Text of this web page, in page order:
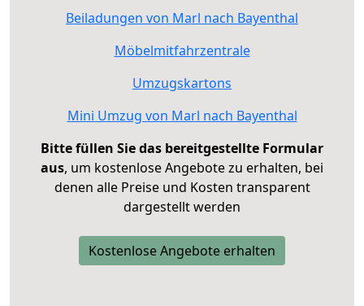
Beiladungen von Marl nach Bayenthal
Möbelmitfahrzentrale
Umzugskartons
Mini Umzug von Marl nach Bayenthal
Bitte füllen Sie das bereitgestellte Formular
aus, um kostenlose Angebote zu erhalten, bei
denen alle Preise und Kosten transparent
dargestellt werden
Kostenlose Angebote erhalten